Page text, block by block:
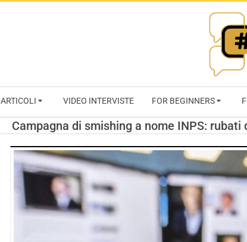
ARTICOLI VIDEO INTERVISTE FOR BEGINNERS
Campagna di smishing a nome INPS: